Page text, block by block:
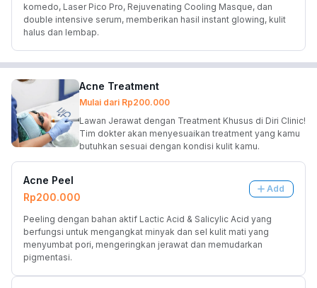
komedo, Laser Pico Pro, Rejuvenating Cooling Masque, dan
double intensive serum, memberikan hasil instant glowing, kulit
halus dan lembap.
Acne Treatment
Mulai dari Rp200.000
Lawan Jerawat dengan Treatment Khusus di Diri Clinic!
Tim dokter akan menyesuaikan treatment yang kamu
butuhkan sesuai dengan kondisi kulit kamu.
Acne Peel
Rp200.000
Add
Peeling dengan bahan aktif Lactic Acid & Salicylic Acid yang
berfungsi untuk mengangkat minyak dan sel kulit mati yang
menyumbat pori, mengeringkan jerawat dan memudarkan
pigmentasi.